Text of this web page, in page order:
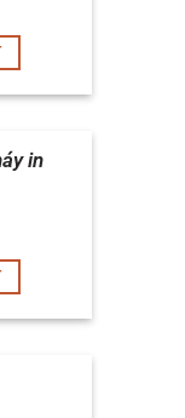
in